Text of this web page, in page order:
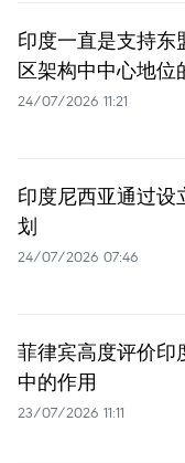
印度一直是支持东
区架构中中心地位
24/07/2026 11:21
印度尼西亚通过设
划
24/07/2026 07:46
菲律宾高度评价印
中的作用
23/07/2026 11:11